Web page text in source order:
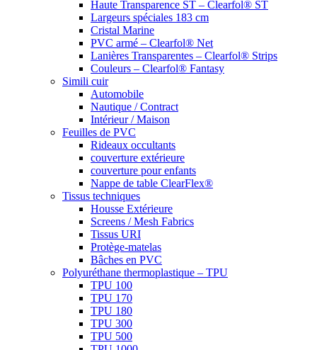
Haute Transparence ST – Clearfol® ST
Largeurs spéciales 183 cm
Cristal Marine
PVC armé – Clearfol® Net
Lanières Transparentes – Clearfol® Strips
Couleurs – Clearfol® Fantasy
Simili cuir
Automobile
Nautique / Contract
Intérieur / Maison
Feuilles de PVC
Rideaux occultants
couverture extérieure
couverture pour enfants
Nappe de table ClearFlex®
Tissus techniques
Housse Extérieure
Screens / Mesh Fabrics
Tissus URI
Protège-matelas
Bâches en PVC
Polyuréthane thermoplastique – TPU
TPU 100
TPU 170
TPU 180
TPU 300
TPU 500